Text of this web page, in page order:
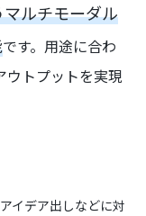
ルチモーダル
です。用途に合わ
ウトプットを実現
イデア出しなどに対